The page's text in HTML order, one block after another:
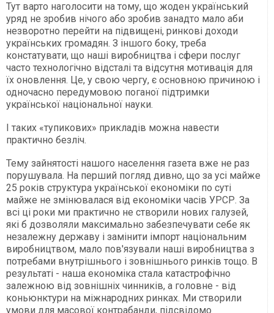
Тут варто наголосити на тому, що жоден український
уряд не зробив нічого або зробив занадто мало аби
незворотно перейти на підвищені, ринкові доходи
українських громадян. З іншого боку, треба
констатувати, що наші виробництва і сфери послуг
часто технологічно відсталі та відсутня мотивація для
їх оновлення. Це, у свою чергу, є основною причиною і
одночасно передумовою поганої підтримки
української національної науки.
І таких «тупикових» прикладів можна навести
практично безліч.
Тему зайнятості нашого населення газета вже не раз
порушувала. На перший погляд дивно, що за усі майже
25 років структура української економіки по суті
майже не змінювалася від економіки часів УРСР. За
всі ці роки ми практично не створили нових галузей,
які б дозволяли максимально забезпечувати себе як
незалежну державу і замінити імпорт національним
виробництвом, мало пов'язували наші виробництва з
потребами внутрішнього і зовнішнього ринків тощо. В
результаті - наша економіка стала катастрофічно
залежною від зовнішніх чинників, а головне - від
коньюнктури на міжнародних ринках. Ми створили
умови для масової контрабанди, підсвідомо